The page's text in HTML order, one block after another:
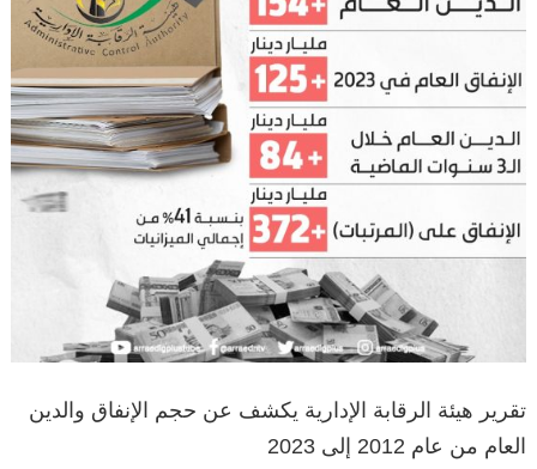
تقرير هيئة الرقابة الإدارية يكشف عن حجم الإنفاق والدين
العام من عام 2012 إلى 2023